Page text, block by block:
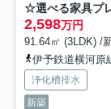
2,598万円
91.64㎡ (3LDK) /
伊予鉄道横河原
浄化槽排水
新築